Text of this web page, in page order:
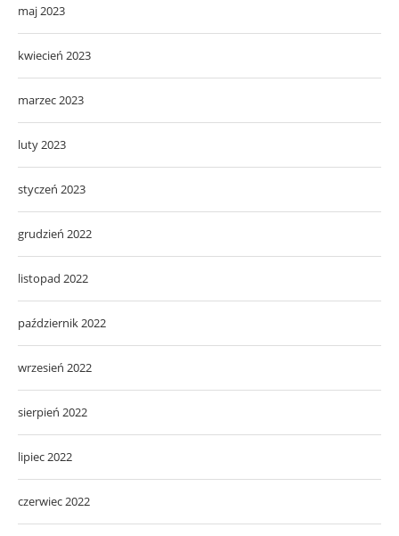
maj 2023
kwiecień 2023
marzec 2023
luty 2023
styczeń 2023
grudzień 2022
listopad 2022
październik 2022
wrzesień 2022
sierpień 2022
lipiec 2022
czerwiec 2022